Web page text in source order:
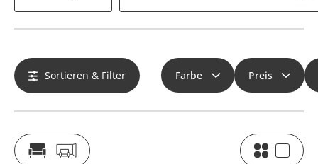
Sortieren & Filter Farbe Preis